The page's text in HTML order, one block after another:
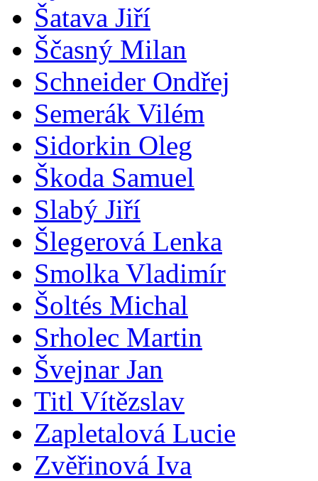
Šatava Jiří
Ščasný Milan
Schneider Ondřej
Semerák Vilém
Sidorkin Oleg
Škoda Samuel
Slabý Jiří
Šlegerová Lenka
Smolka Vladimír
Šoltés Michal
Srholec Martin
Švejnar Jan
Titl Vítězslav
Zapletalová Lucie
Zvěřinová Iva